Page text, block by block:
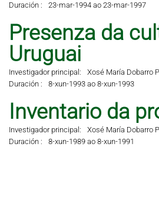
Duración :
23-mar-1994 ao 23-mar-1997
Presenza da
Uruguai
Investigador principal:
Xosé María Dobarro
Duración :
8-xun-1993 ao 8-xun-1993
Inventario da
Investigador principal:
Xosé María Dobarro
Duración :
8-xun-1989 ao 8-xun-1991